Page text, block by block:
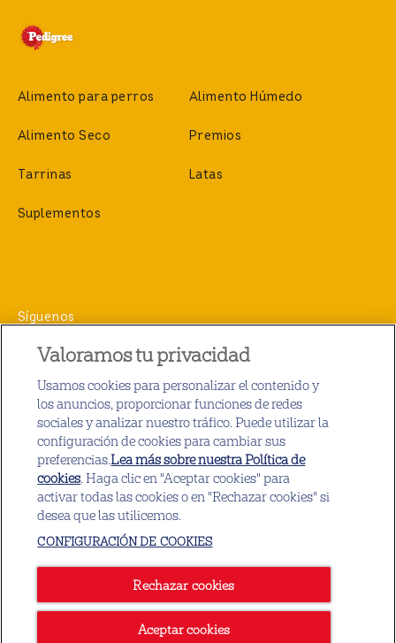
Alimento para perros Alimento Húmedo
Alimento Seco Premios
Tarrinas Latas
Suplementos
Síguenos
Política de privacidad(opens in new window)
Política de cookies(opens in new
Términos del servicio(opens in new window)
Contáctanos(opens in new window)
Accesibilidad(opens in new window)Reciclabilidad del envase
Configuración de cookies
Carreras(opens in new window)
Copyright © Mars 2026 (Pedigree)®, Propiedad de Mars Incorporated
Valoramos tu privacidad
Usamos cookies para personalizar el contenido y
los anuncios, proporcionar funciones de redes
sociales y analizar nuestro tráfico. Puede utilizar la
configuración de cookies para cambiar sus
preferencias.Lea más sobre nuestra Política de
cookies(opens in a new tab)
. Haga clic en "Aceptar cookies" para
activar todas las cookies o en "Rechazar cookies" si
desea que las utilicemos.
CONFIGURACIÓN DE COOKIES
Rechazar cookies
Aceptar cookies